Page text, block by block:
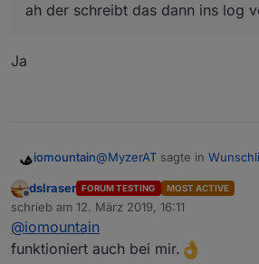
ah der schreibt das dann ins log
Ja
iomountain@MyzerAT sagte in
@ iomountain
kannst du mir kurz
macht, pls
gerne z.B.:
Offline
dslraser FORUM TESTING MOST ACTIVE
schrieb am 12. März 2019, 16:11
zuletzt editiert von
@iomountain
funktioniert auch bei mir.